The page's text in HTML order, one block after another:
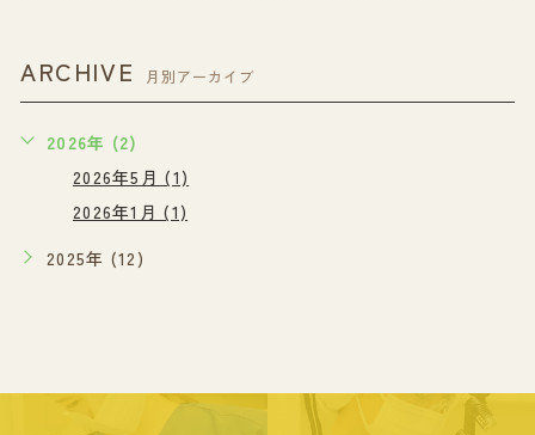
ARCHIVE 月別アーカイブ
2026年 (2)
2026年5月 (1)
2026年1月 (1)
2025年 (12)